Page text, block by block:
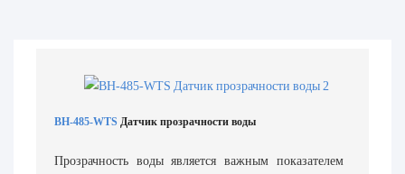
BH-485-WTSДатчик прозрачности воды
Прозрачность воды является важным показателем